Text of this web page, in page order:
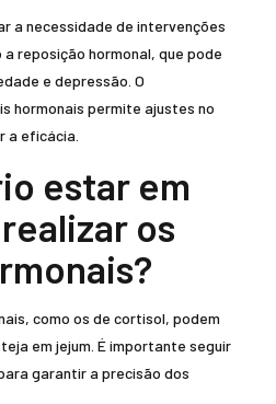
a necessidade de intervenções
reposição hormonal, que pode
e depressão. O
hormonais permite ajustes no
a eficácia.
estar em
os
como os de cortisol, podem
em jejum. É importante seguir
garantir a precisão dos